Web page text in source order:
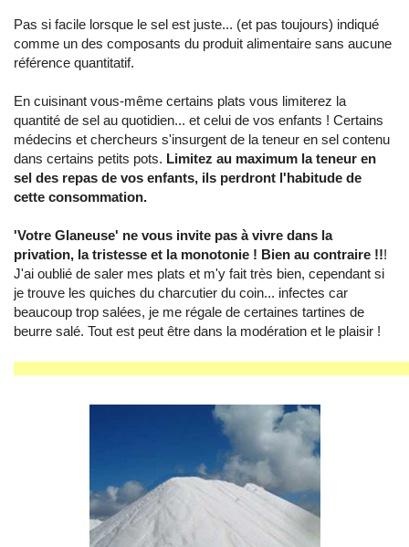
Pas si facile lorsque le sel est juste... (et pas toujours) indiqué
comme un des composants du produit alimentaire sans aucune
référence quantitatif.
En cuisinant vous-même certains plats vous limiterez la
quantité de sel au quotidien... et celui de vos enfants ! Certains
médecins et chercheurs s'insurgent de la teneur en sel contenu
dans certains petits pots. Limitez au maximum la teneur en
sel des repas de vos enfants, ils perdront l'habitude de
cette consommation.
'Votre Glaneuse' ne vous invite pas à vivre dans la
privation, la tristesse et la monotonie ! Bien au contraire !!!
J'ai oublié de saler mes plats et m'y fait très bien, cependant si
je trouve les quiches du charcutier du coin... infectes car
beaucoup trop salées, je me régale de certaines tartines de
beurre salé. Tout est peut être dans la modération et le plaisir !